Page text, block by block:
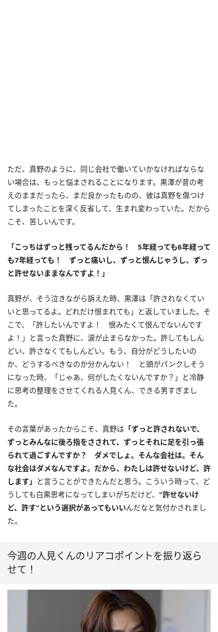
ただ、真野のように、同じ会社で働いていかなければならな
い場合は、もっと悩まされることになります。黒澤が昔の考
えのままだったら、まだ良かったものの、彼は真野を傷つけ
てしまったことを深く反省して、生まれ変わっていた。だから
こそ、苦しいんです。
「こっちはずっと残ってるんだから！ 5年経っても6年経って
も7年経っても！ ずっと痛いし、ずっと恨んじゃうし、ずっ
と許せないままなんですよ！」
真野が、そう泣きながら訴えた時、黒澤は「許されなくてい
いと思ってるよ。どれだけ恨まれても」と返していました。そ
こで、「許したいんですよ！ 恨みたくて恨んでないんです
よ！」と言った真野に、涙が止まらなかった。許してもしん
どい、許さなくてもしんどい。もう、自分がどうしたいの
か、どうするべきなのか分かんない！ と頭がパンクしそう
になった時、「じゃあ、何がしたくないんですか？」と冷静
に思考の整理をさせてくれる人見くん、できる男すぎまし
た。
その言葉があったからこそ、真野は 「ずっと許されないで、
ずっとみんなに後ろ指をさされて、ずっとそれに足を引っ張
られて過ごすんですか？ ダメでしょ。そんな会社は。そん
な社会はダメなんですよ。だから、わたしは許せないけど、許
します」 と言うことができたんだと思う。こういう時って、ど
うしても白黒思考になってしまいがちだけど、 “許せないけ
ど、許す”という選択があってもいいんだなと気付かされまし
た。
今週の人見くんのリアコポイントを振り返ら
せて！